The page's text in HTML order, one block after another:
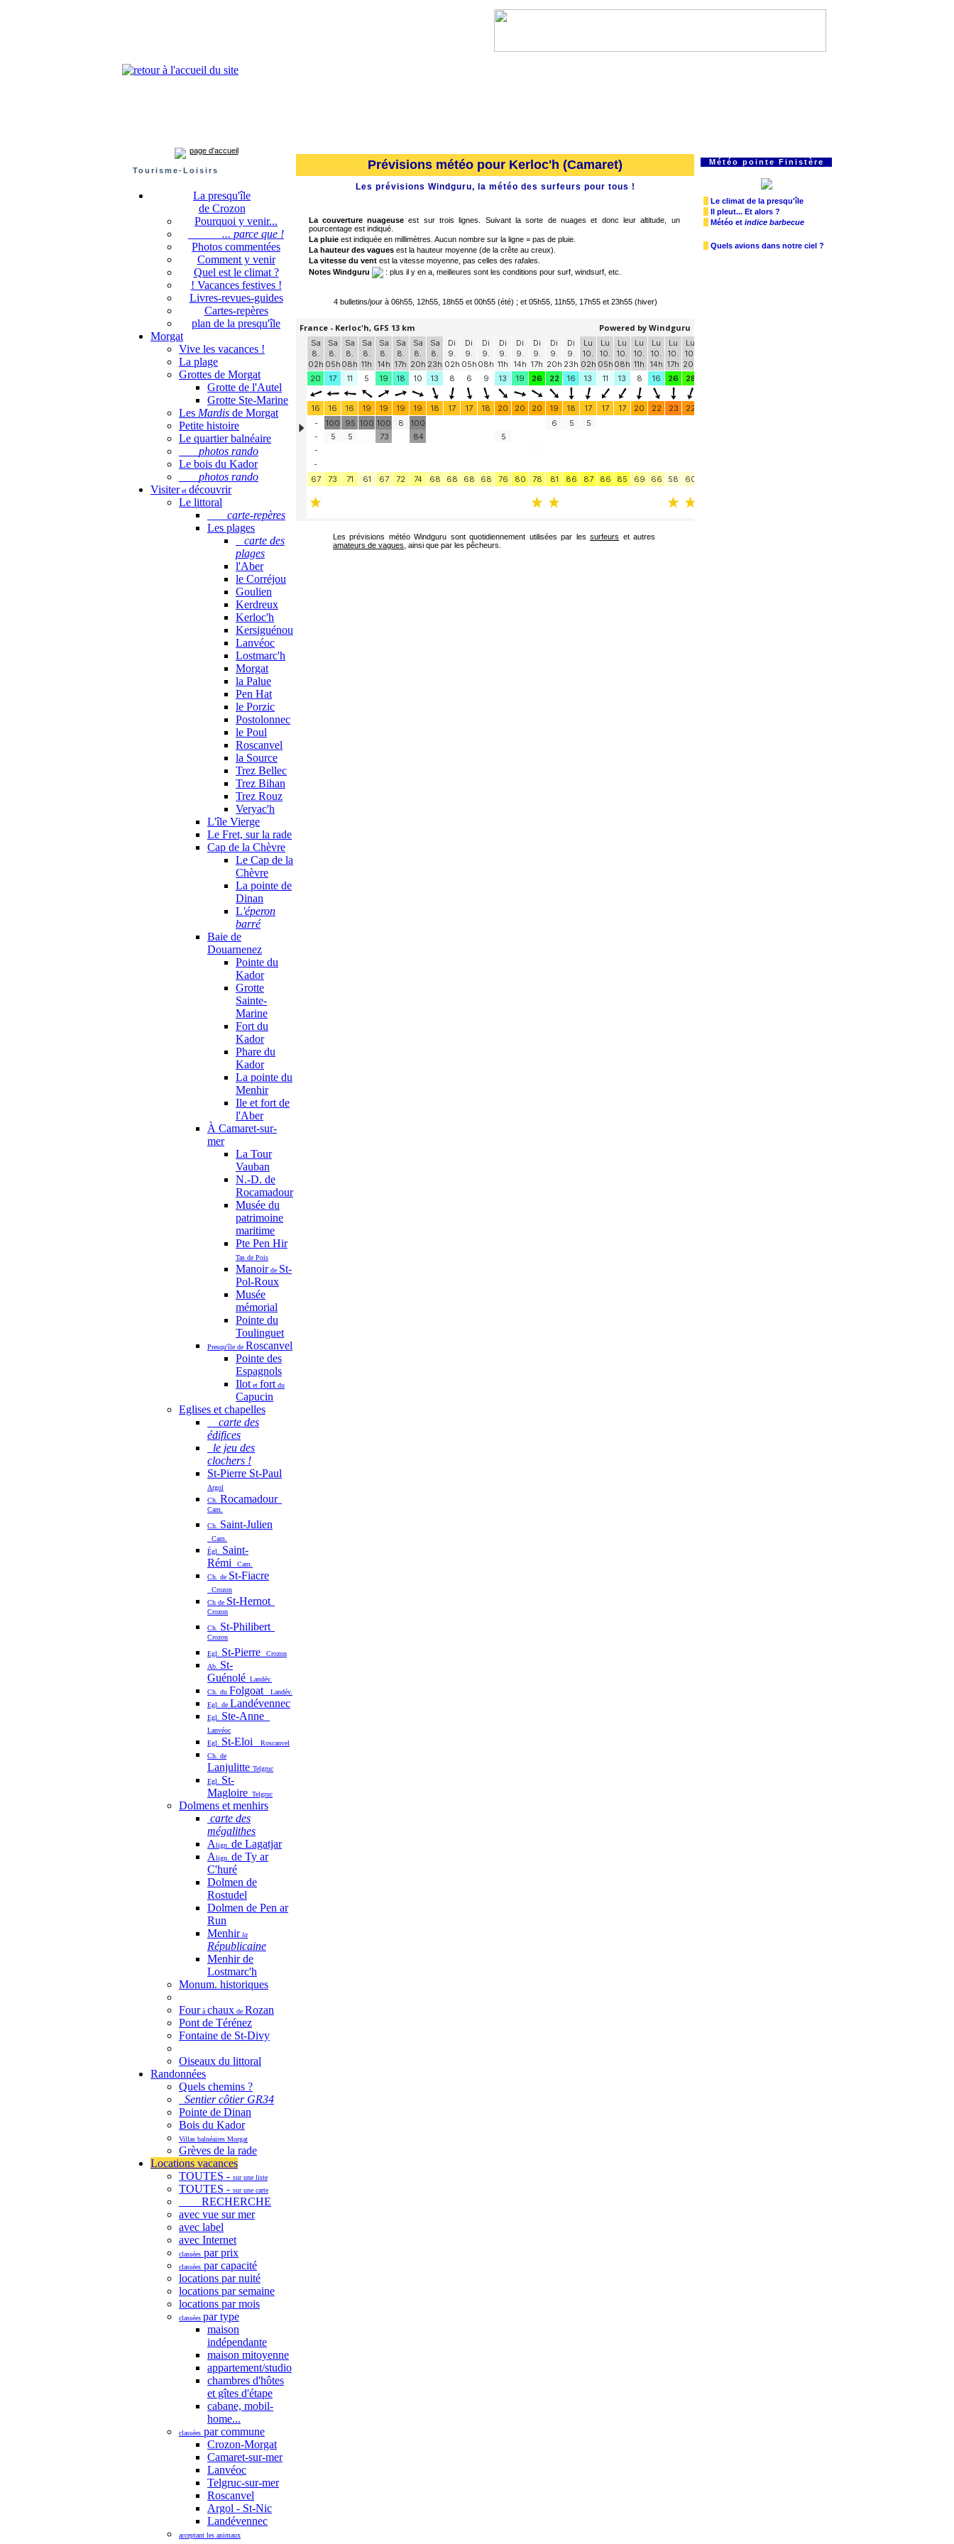
page d'accueil
Tourisme-Loisirs
La presqu'île
de Crozon
Pourquoi y venir...
... parce que !
Photos commentées
Comment y venir
Quel est le climat ?
! Vacances festives !
Livres-revues-guides
Cartes-repères
plan de la presqu'île
Morgat
Vive les vacances !
La plage
Grottes de Morgat
Grotte de l'Autel
Grotte Ste-Marine
Les Mardis de Morgat
Petite histoire
Le quartier balnéaire
photos rando
Le bois du Kador
photos rando
Visiteret découvrir
Le littoral
carte-repères
Les plages
carte des
plages
l'Aber
le Corréjou
Goulien
Kerdreux
Kerloc'h
Kersiguénou
Lanvéoc
Lostmarc'h
Morgat
la Palue
Pen Hat
le Porzic
Postolonnec
le Poul
Roscanvel
la Source
Trez Bellec
Trez Bihan
Trez Rouz
Veryac'h
L'île Vierge
Le Fret, sur la rade
Cap de la Chèvre
Le Cap de la
Chèvre
La pointe de
Dinan
L'éperon
barré
Baie de
Douarnenez
Pointe du
Kador
Grotte
Sainte-
Marine
Fort du
Kador
Phare du
Kador
La pointe du
Menhir
Ile et fort de
l'Aber
À Camaret-sur-
mer
La Tour
Vauban
N.-D. de
Rocamadour
Musée du
patrimoine
maritime
Pte Pen Hir
Tas de Pois
Manoirde St-
Pol-Roux
Musée
mémorial
Pointe du
Toulinguet
Presqu'île de Roscanvel
Pointe des
Espagnols
Ilot et fort du
Capucin
Eglises et chapelles
carte des
édifices
le jeu des
clochers !
St-Pierre St-Paul
Argol
Ch. Rocamadour
Cam.
Ch. Saint-Julien
Cam.
Égl.
Saint-
Rémi
Cam.
Ch. de St-Fiacre
Crozon
Ch de St-Hernot
Crozon
Ch. St-Philibert
Crozon
Egl. St-Pierre
Crozon
Ab. St-
Guénolé Landév.
Ch. du Folgoat
Landév.
Egl. de Landévennec
Egl. Ste-Anne
Lanvéoc
Egl. St-Eloi
Roscanvel
Ch. de
Lanjulitte Telgruc
Egl. St-
Magloire Telgruc
Dolmens et menhirs
carte des
mégalithes
Align. de Lagatjar
Align. de Ty ar
C'huré
Dolmen de
Rostudel
Dolmen de Pen ar
Run
Menhirla
Républicaine
Menhir de
Lostmarc'h
Monum. historiques
Fourà chaux de Rozan
Pont de Térénez
Fontaine de St-Divy
Oiseaux du littoral
Randonnées
Quels chemins ?
Sentier côtier GR34
Pointe de Dinan
Bois du Kador
Villas balnéaires Morgat
Grèves de la rade
Locations vacances
TOUTES - sur une liste
TOUTES - sur une carte
RECHERCHE
avec vue sur mer
avec label
avec Internet
classées par prix
classées par capacité
locations par nuité
locations par semaine
locations par mois
classées par type
maison
indépendante
maison mitoyenne
appartement/studio
chambres d'hôtes
et gîtes d'étape
cabane, mobil-
home...
classées par commune
Crozon-Morgat
Camaret-sur-mer
Lanvéoc
Telgruc-sur-mer
Roscanvel
Argol - St-Nic
Landévennec
acceptant les animaux
Prévisions météo pour Kerloc'h (Camaret)
Les prévisions Windguru, la météo des surfeurs pour tous !
La couverture nuageuse est sur trois lignes. Suivant la sorte de nuages et donc leur altitude, un
pourcentage est indiqué.
La pluieest indiquée en millimètres. Aucun nombre sur la ligne = pas de pluie.
La hauteur des vagues est la hauteur moyenne (de la crête au creux).
La vitesse du ventest la vitesse moyenne, pas celles des rafales.
Notes Windguru
: plus il y en a, meilleures sont les conditions pour surf, windsurf, etc.
4 bulletins/jour à 06h55, 12h55, 18h55 et 00h55 (été) ; et 05h55, 11h55, 17h55 et 23h55 (hiver)
Les prévisions météo Windguru sont quotidiennement utilisées par lessurfeurs et autres
amateurs de vagues , ainsi que par les pêcheurs.
Météo pointe Finistère
Le climat de la presqu'île
Il pleut... Et alors ?
Météo et indice barbecue
Quels avions dans notre ciel ?